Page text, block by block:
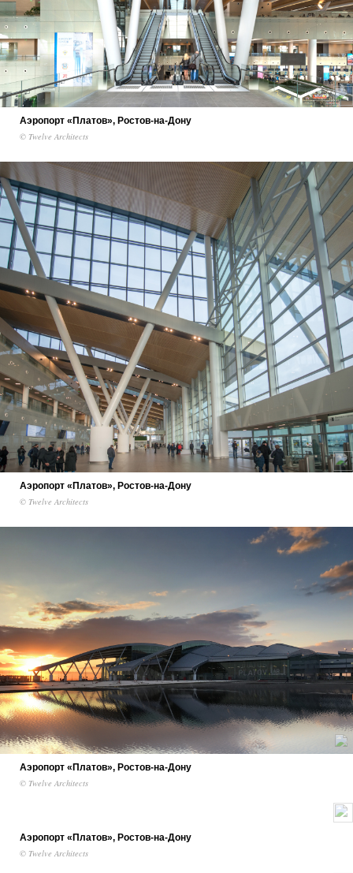
Аэропорт «Платов», Ростов-на-Дону
© Twelve Architects
Аэропорт «Платов», Ростов-на-Дону
© Twelve Architects
Аэропорт «Платов», Ростов-на-Дону
© Twelve Architects